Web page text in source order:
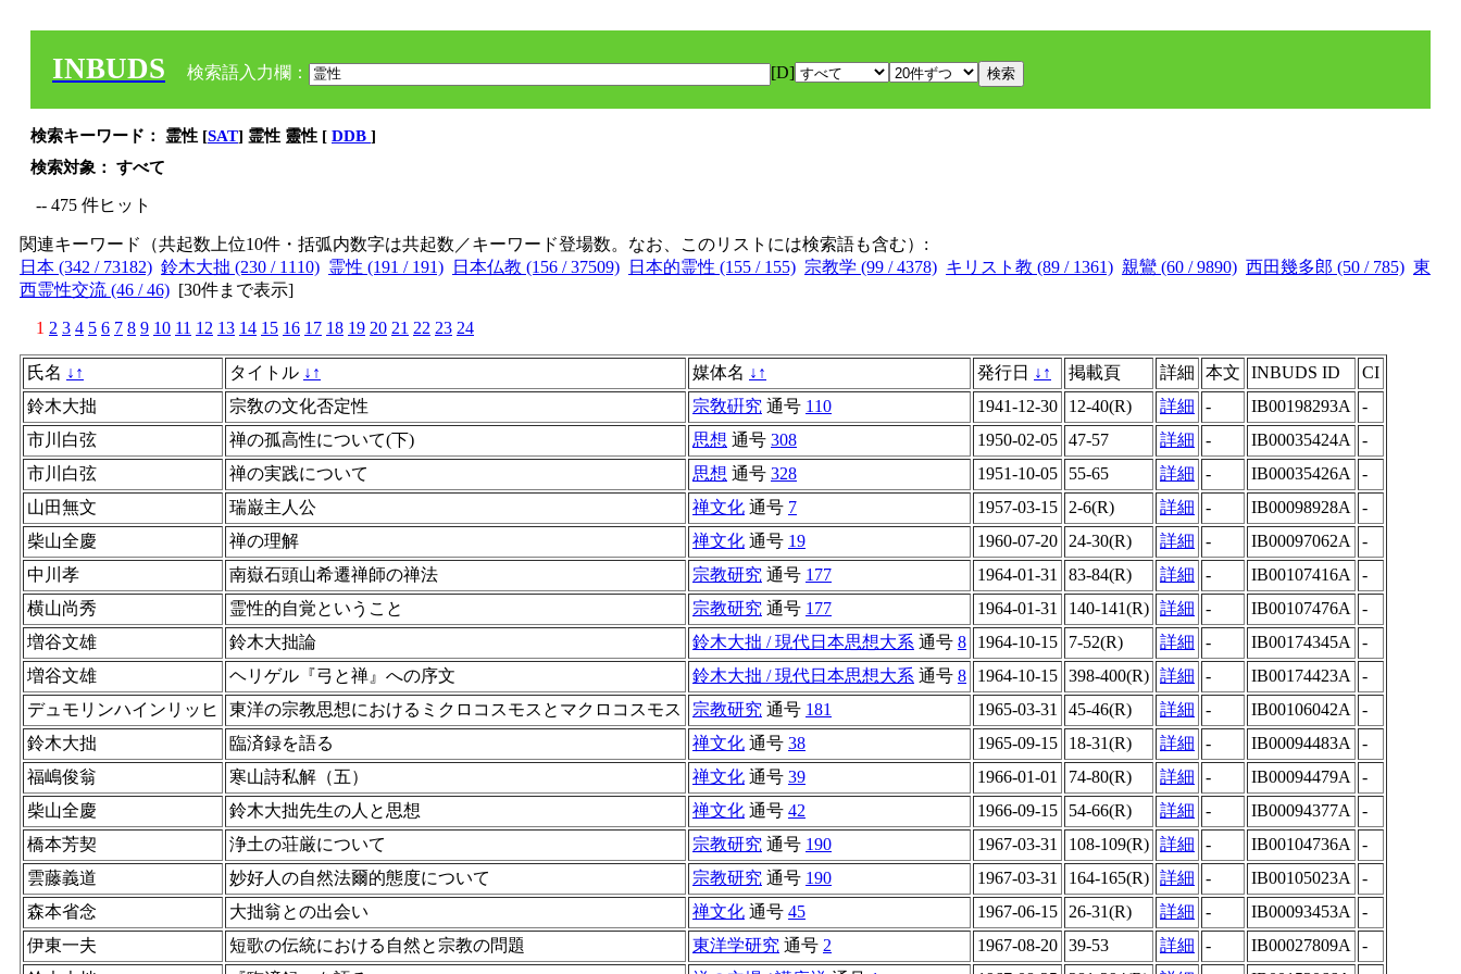
INBUDS 検索語入力欄： [D]
検索キーワード： 霊性 [SAT] 霊性 靈性 [ DDB ]
検索対象： すべて
-- 475 件ヒット
関連キーワード（共起数上位10件・括弧内数字は共起数／キーワード登場数。なお、このリストには検索語も含む）:
日本 (342 / 73182) 鈴木大拙 (230 / 1110) 霊性 (191 / 191) 日本仏教 (156 / 37509) 日本的霊性 (155 / 155) 宗教学 (99 / 4378) キリスト教 (89 / 1361) 親鸞 (60 / 9890) 西田幾多郎 (50 / 785) 東
西霊性交流 (46 / 46) [30件まで表示]
1 2 3 4 5 6 7 8 9 10 11 12 13 14 15 16 17 18 19 20 21 22 23 24
氏名 ↓ ↑ タイトル ↓ ↑ 媒体名 ↓ ↑ 発行日 ↓ ↑ 掲載頁 詳細 本文 INBUDS ID
CI
鈴木大拙
宗敎の文化否定性 宗敎硏究 通号 110 1941-12-30 12-40(R) 詳細 - IB00198293A
-
市川白弦
禅の孤高性について(下) 思想 通号 308 1950-02-05 47-57 詳細 - IB00035424A
-
市川白弦
禅の実践について 思想 通号 328 1951-10-05 55-65 詳細 - IB00035426A
-
山田無文
瑞巌主人公 禅文化 通号 7 1957-03-15 2-6(R) 詳細 - IB00098928A
-
柴山全慶
禅の理解 禅文化 通号 19 1960-07-20 24-30(R) 詳細 - IB00097062A
-
中川孝
南嶽石頭山希遷禅師の禅法 宗教研究 通号 177 1964-01-31 83-84(R) 詳細 - IB00107416A
-
横山尚秀
霊性的自覚ということ 宗教研究 通号 177 1964-01-31 140-141(R) 詳細 - IB00107476A
-
増谷文雄
鈴木大拙論 鈴木大拙 / 現代日本思想大系 通号 8 1964-10-15 7-52(R) 詳細 - IB00174345A
-
増谷文雄
ヘリゲル『弓と禅』への序文 鈴木大拙 / 現代日本思想大系 通号 8 1964-10-15 398-400(R) 詳細 - IB00174423A
-
デュモリンハインリッヒ
東洋の宗教思想におけるミクロコスモスとマクロコスモス 宗教研究 通号 181 1965-03-31 45-46(R) 詳細 - IB00106042A
-
鈴木大拙
臨済録を語る 禅文化 通号 38 1965-09-15 18-31(R) 詳細 - IB00094483A
-
福嶋俊翁
寒山詩私解（五） 禅文化 通号 39 1966-01-01 74-80(R) 詳細 - IB00094479A
-
柴山全慶
鈴木大拙先生の人と思想 禅文化 通号 42 1966-09-15 54-66(R) 詳細 - IB00094377A
-
橋本芳契
浄土の荘厳について 宗教研究 通号 190 1967-03-31 108-109(R) 詳細 - IB00104736A
-
雲藤義道
妙好人の自然法爾的態度について 宗教研究 通号 190 1967-03-31 164-165(R) 詳細 - IB00105023A
-
森本省念
大拙翁との出会い 禅文化 通号 45 1967-06-15 26-31(R) 詳細 - IB00093453A
-
伊東一夫
短歌の伝統における自然と宗教の問題 東洋学研究 通号 2 1967-08-20 39-53 詳細 - IB00027809A
-